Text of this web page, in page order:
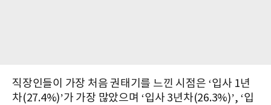
직장인들이 가장 처음 권태기를 느낀 시점은 ‘입사 1년
차(27.4%)’가 가장 많았으며 ‘입사 3년차(26.3%)’, ‘입